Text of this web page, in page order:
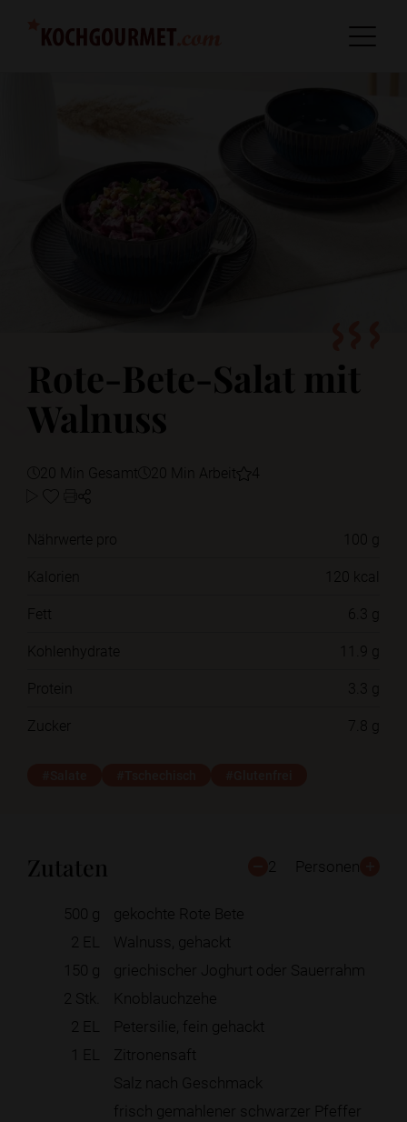
Rote-Bete-Salat mit
Walnuss
20 Min Gesamt 20 Min Arbeit 4
Nährwerte pro
100 g
Kalorien
120 kcal
Fett
6.3 g
Kohlenhydrate
11.9 g
Protein
3.3 g
Zucker
7.8 g
Zutaten 2 Personen
500 g
gekochte Rote Bete
2 EL
Walnuss, gehackt
150 g
griechischer Joghurt oder Sauerrahm
2 Stk.
Knoblauchzehe
2 EL
Petersilie, fein gehackt
1 EL
Zitronensaft
Salz nach Geschmack
frisch gemahlener schwarzer Pfeffer